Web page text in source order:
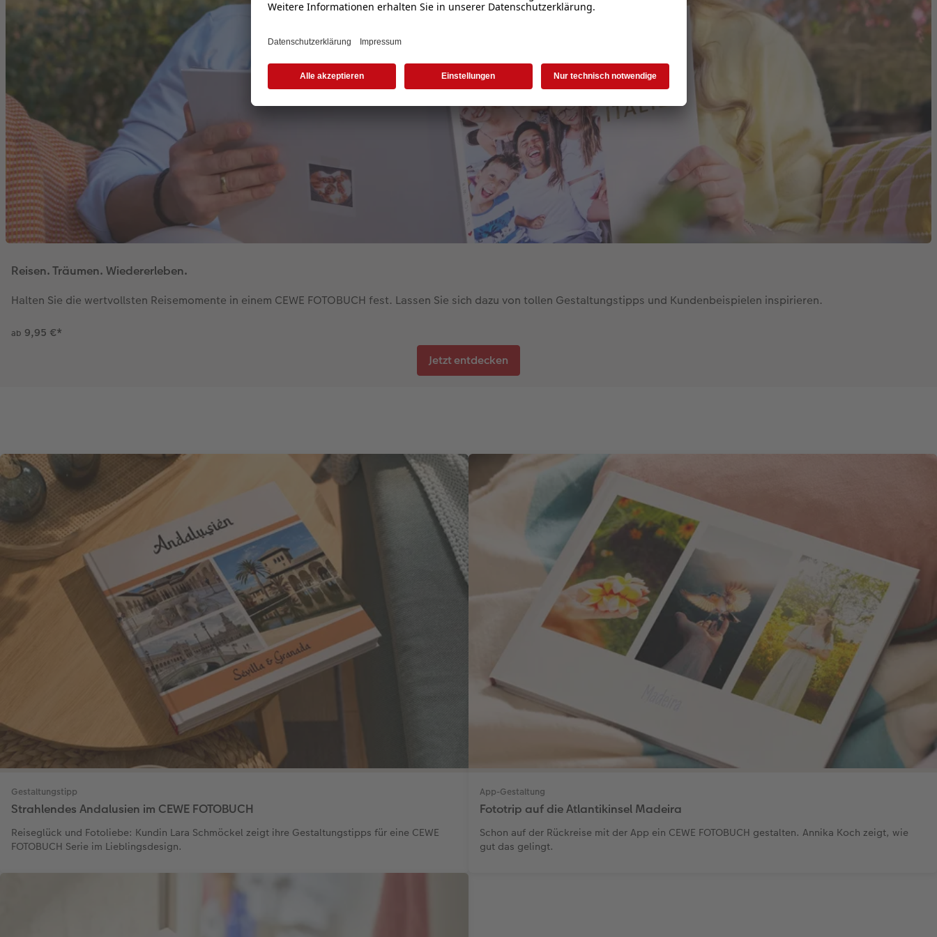
Reisen. Träumen. Wiedererleben.
Halten Sie die wertvollsten Reisemomente in einem CEWE FOTOBUCH fest. Lassen Sie sich dazu von tollen Gestaltungstipps und Kundenbeispielen inspirieren.
ab 9,95 €*
Jetzt entdecken
Gestaltungstipp
Strahlendes Andalusien im CEWE FOTOBUCH
Reiseglück und Fotoliebe: Kundin Lara Schmöckel zeigt ihre Gestaltungstipps für eine CEWE
FOTOBUCH Serie im Lieblingsdesign.
App-Gestaltung
Fototrip auf die Atlantikinsel Madeira
Schon auf der Rückreise mit der App ein CEWE FOTOBUCH gestalten. Annika Koch zeigt, wie
gut das gelingt.